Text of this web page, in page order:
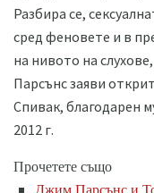
Разбира се,
сред феновете и в
на нивото на
Парсънс заяви
Спивак, благодарен
2012 г.
Прочетете също